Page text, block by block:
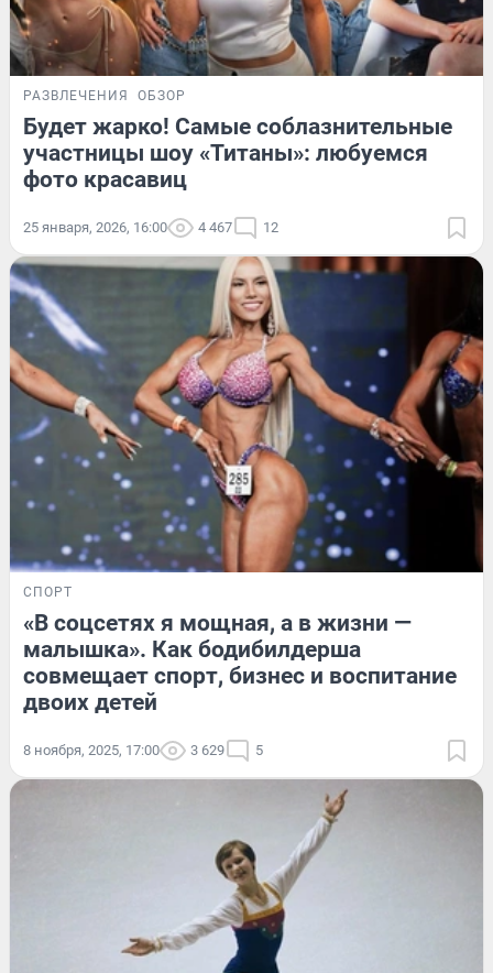
РАЗВЛЕЧЕНИЯ ОБЗОР
Будет жарко! Самые соблазнительные
участницы шоу «Титаны»: любуемся
фото красавиц
25 января, 2026, 16:00 4 467 12
СПОРТ
«В соцсетях я мощная, а в жизни —
малышка». Как бодибилдерша
совмещает спорт, бизнес и воспитание
двоих детей
8 ноября, 2025, 17:00 3 629 5